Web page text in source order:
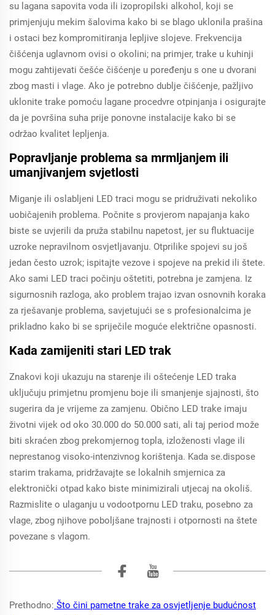
su lagana sapovita voda ili izopropilski alkohol, koji se
primjenjuju mekim šalovima kako bi se blago uklonila prašina
i ostaci bez kompromitiranja lepljive slojeve. Frekvencija
čišćenja uglavnom ovisi o okolini; na primjer, trake u kuhinji
mogu zahtijevati češće čišćenje u poređenju s one u dvorani
zbog masti i vlage. Ako je potrebno dublje čišćenje, pažljivo
uklonite trake pomoću lagane procedvre otpinjanja i osigurajte
da je površina suha prije ponovne instalacije kako bi se
održao kvalitet lepljenja.
Popravljanje problema sa mrmljanjem ili
umanjivanjem svjetlosti
Miganje ili oslabljeni LED traci mogu se pridruživati nekoliko
uobičajenih problema. Počnite s provjerom napajanja kako
biste se uvjerili da pruža stabilnu napetost, jer su fluktuacije
uzroke nepravilnom osvjetljavanju. Otprilike spojevi su još
jedan često uzrok; ispitajte vezove i spojeve na prekid ili štete.
Ako sami LED traci počinju oštetiti, potrebna je zamjena. Iz
sigurnosnih razloga, ako problem trajao izvan osnovnih koraka
za rješavanje problema, savjetujući se s profesionalcima je
prikladno kako bi se spriječile moguće električne opasnosti.
Kada zamijeniti stari LED trak
Znakovi koji ukazuju na starenje ili oštećenje LED traka
uključuju primjetnu promjenu boje ili smanjenje sjajnosti, što
sugerira da je vrijeme za zamjenu. Obično LED trake imaju
životni vijek od oko 30.000 do 50.000 sati, ali taj period može
biti skraćen zbog prekomjernog topla, izloženosti vlage ili
neprestanog visoko-intenzivnog korištenja. Kada se.dispose
starim trakama, pridržavajte se lokalnih smjernica za
elektronički otpad kako biste minimizirali utjecaj na okoliš.
Razmislite o ulaganju u vodootpornu LED traku, posebno za
vlage, zbog njihove poboljšane trajnosti i otpornosti na štete
povezane s vlagom.
Prethodno: Što čini pametne trake za osvjetljenje budućnost